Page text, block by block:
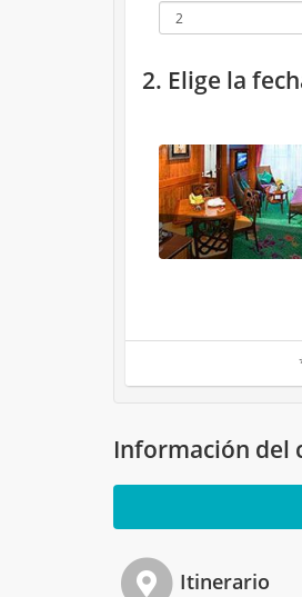
2. Elige la
Información del
Itinerario